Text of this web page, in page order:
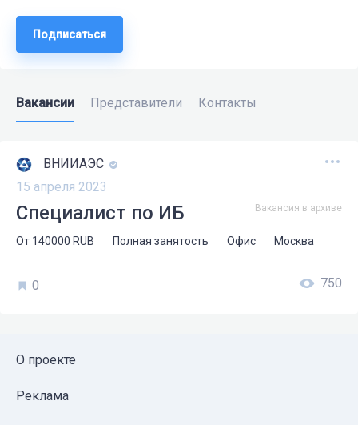
Подписаться
Вакансии Представители Контакты
ВНИИАЭС
15 апреля 2023
Специалист по ИБ Вакансия в архиве
От 140000 RUB Полная занятость Офис Москва
0 750
О проекте
Реклама